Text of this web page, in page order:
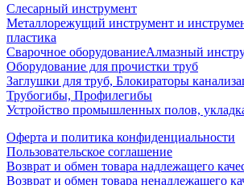
Слесарный инструмент
Металлорежущий инструмент и
пластика
Сварочное оборудованиеАлмазный
Оборудование для прочистки труб
Заглушки для труб, Блокираторы
Трубогибы, Профилегибы
Устройство промышленных полов,
Оферта и политика конфиденциальности
Пользовательское соглашение
Возврат и обмен товара надлежащего
Возврат и обмен товара ненадлежащего